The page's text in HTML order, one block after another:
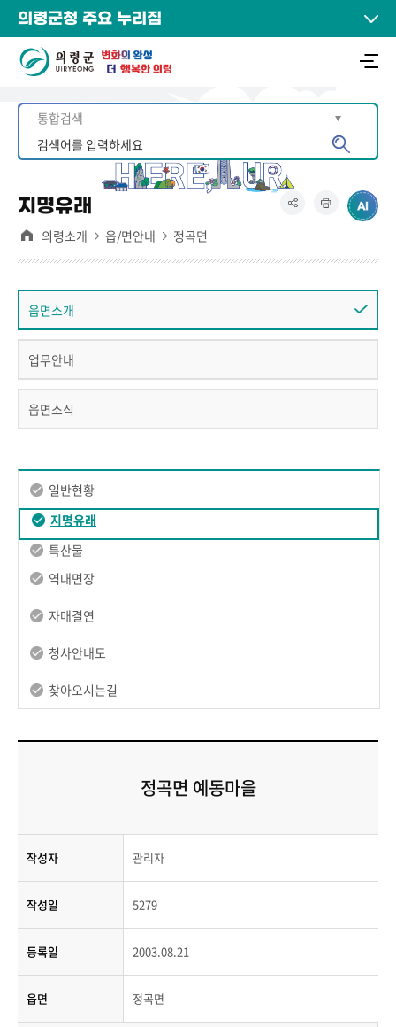
의령군청 주요 누리집
지명유래
의령소개 읍/면안내 정곡면
읍면소개
업무안내
읍면소식
일반현황
지명유래
특산물
역대면장
자매결연
청사안내도
찾아오시는길
정곡면 예동마을
작성자 관리자
작성일 5279
등록일 2003.08.21
읍면 정곡면